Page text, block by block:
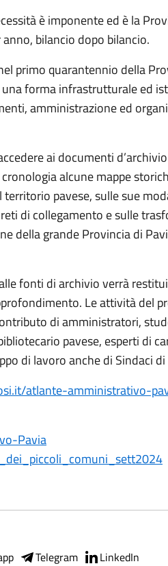
è imponente ed è la
bilancio dopo bilancio.
primo quarantennio della
forma infrastrutturale ed
amministrazione ed
ai documenti
alcune mappe
pavese, sulle sue
di collegamento e sulle
della grande Provincia di
fonti di archivio verrà
Le attività del
di amministratori,
pavese, esperti di
di lavoro anche di Sindaci
atlante-amministrativo-
Pavia
Telegram LinkedIn